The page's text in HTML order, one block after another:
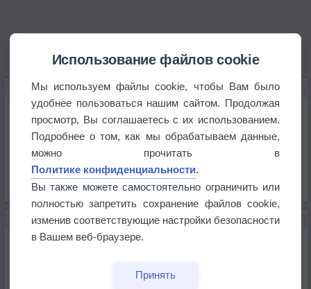
КАРТЫ ПОГОДЫ В БЕЗАНСОНЕ
Температура
Давление
Осадки
Облачность
Список всех карт
НОВОЕ О ПОГОДЕ
Погода в Екатеринбурге 6 августа
Погода в Краснодаре 6 августа
Использование файлов cookie
Мы используем файлы cookie, чтобы Вам было
удобнее пользоваться нашим сайтом. Продолжая
просмотр, Вы соглашаетесь с их использованием.
Подробнее о том, как мы обрабатываем данные,
можно прочитать в
Политике конфиденциальности.
Вы также можете самостоятельно ограничить или
полностью запретить сохранение файлов cookie,
изменив соответствующие настройки безопасности
в Вашем веб-браузере.
Принять